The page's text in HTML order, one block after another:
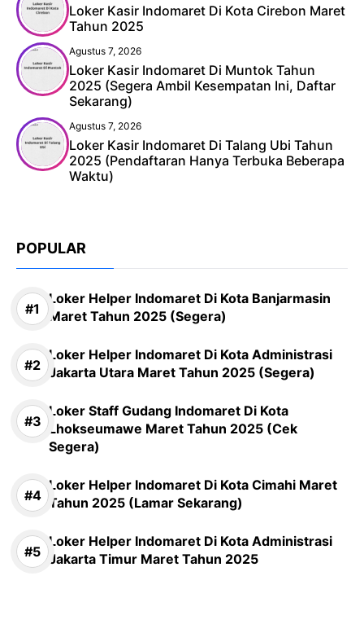
Loker Kasir Indomaret Di Kota Cirebon Maret
Tahun 2025
Agustus 7, 2026
Loker Kasir Indomaret Di Muntok Tahun
2025 (Segera Ambil Kesempatan Ini, Daftar
Sekarang)
Agustus 7, 2026
Loker Kasir Indomaret Di Talang Ubi Tahun
2025 (Pendaftaran Hanya Terbuka Beberapa
Waktu)
POPULAR
Loker Helper Indomaret Di Kota Banjarmasin
Maret Tahun 2025 (Segera)
Loker Helper Indomaret Di Kota Administrasi
Jakarta Utara Maret Tahun 2025 (Segera)
Loker Staff Gudang Indomaret Di Kota
Lhokseumawe Maret Tahun 2025 (Cek
Segera)
Loker Helper Indomaret Di Kota Cimahi Maret
Tahun 2025 (Lamar Sekarang)
Loker Helper Indomaret Di Kota Administrasi
Jakarta Timur Maret Tahun 2025